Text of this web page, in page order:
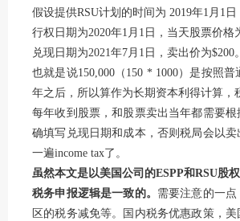
假设提供RSU计划的时间为 2019年1月1
行权日期为2020年1月1日，当天股票价格
兑现日期为2021年7月1日，卖出价为$200。
也就是说150,000（150 * 1000）是按照
年之后，所以算作为长期资本利得计算，
每年收到股票，和股票卖出当年都需要
确填写兑现日期和成本，否则税局会以
一遍income tax了。
虽然本文是以美国公司的ESPP和RSU股
税务申报逻辑是一致的。 需要注意的一
区的税务减免等。国内税务优惠政策，